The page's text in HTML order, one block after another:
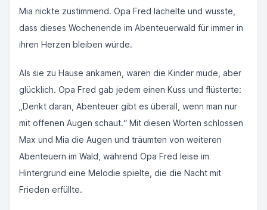
Mia nickte zustimmend. Opa Fred lächelte und wusste,
dass dieses Wochenende im Abenteuerwald für immer in
ihren Herzen bleiben würde.
Als sie zu Hause ankamen, waren die Kinder müde, aber
glücklich. Opa Fred gab jedem einen Kuss und flüsterte:
„Denkt daran, Abenteuer gibt es überall, wenn man nur
mit offenen Augen schaut.“ Mit diesen Worten schlossen
Max und Mia die Augen und träumten von weiteren
Abenteuern im Wald, während Opa Fred leise im
Hintergrund eine Melodie spielte, die die Nacht mit
Frieden erfüllte.